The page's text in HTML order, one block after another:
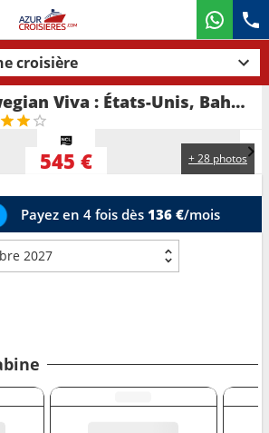
Croisière Norwegian Viva : États-Unis, Bahamas au départ de Miami
+ 28 photos
545 €
Payez en 4 fois dès 136 €/mois
2027
croisière
Compagnies
Rechercher